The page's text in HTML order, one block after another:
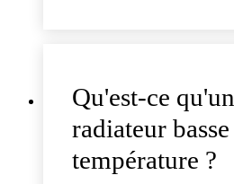
Qu'est-ce qu'un
radiateur basse
température ?